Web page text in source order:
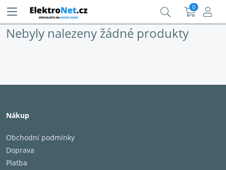
0
Nebyly nalezeny žádné produkty
Nákup
Obchodní podmínky
Doprava
Platba